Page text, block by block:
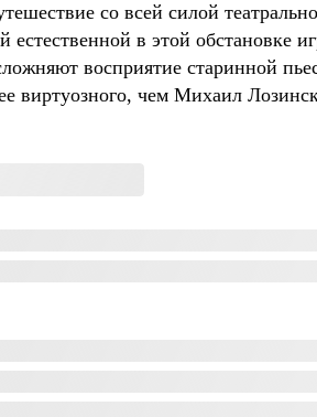
со всей силой
естественной в этой обстановке
восприятие старинной
виртуозного, чем Михаил